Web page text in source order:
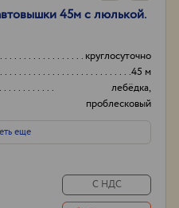
45м с люлькой.
круглосуточно
45 м
лебёдка,
проблесковый
маячок.
еще
С НДС